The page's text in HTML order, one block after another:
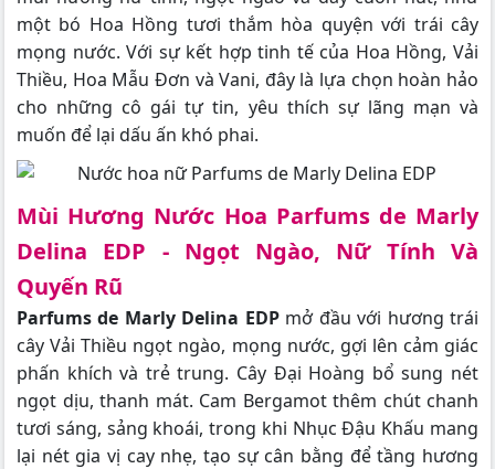
một bó Hoa Hồng tươi thắm hòa quyện với trái cây
mọng nước. Với sự kết hợp tinh tế của Hoa Hồng, Vải
Thiều, Hoa Mẫu Đơn và Vani, đây là lựa chọn hoàn hảo
cho những cô gái tự tin, yêu thích sự lãng mạn và
muốn để lại dấu ấn khó phai.
Mùi Hương Nước Hoa Parfums de Marly
Delina EDP - Ngọt Ngào, Nữ Tính Và
Quyến Rũ
Parfums de Marly Delina EDPmở đầu với hương trái
cây Vải Thiều ngọt ngào, mọng nước, gợi lên cảm giác
phấn khích và trẻ trung. Cây Đại Hoàng bổ sung nét
ngọt dịu, thanh mát. Cam Bergamot thêm chút chanh
tươi sáng, sảng khoái, trong khi Nhục Đậu Khấu mang
lại nét gia vị cay nhẹ, tạo sự cân bằng để tầng hương